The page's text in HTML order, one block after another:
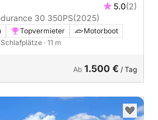
5.0(2)
Motorboot Cranchi Endurance 30 350PS(2025)
Topvermieter
Motorboot
Schlafplätze · 11 m
Ab 1.500 € / Tag